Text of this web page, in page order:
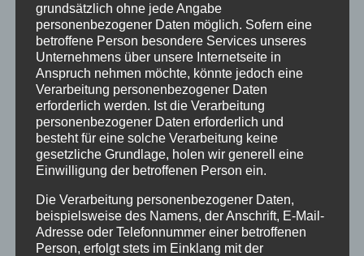
Juli 2020
März 2018
Dezember 2017
März 2017
November 2016
August 2016
Juni 2016
Mai 2016
grundsätzlich ohne jede Angabe
personenbezogener Daten möglich. Sofern eine
betroffene Person besondere Services unseres
Unternehmens über unsere Internetseite in
Anspruch nehmen möchte, könnte jedoch eine
Verarbeitung personenbezogener Daten
erforderlich werden. Ist die Verarbeitung
personenbezogener Daten erforderlich und
besteht für eine solche Verarbeitung keine
gesetzliche Grundlage, holen wir generell eine
Einwilligung der betroffenen Person ein.
Die Verarbeitung personenbezogener Daten,
beispielsweise des Namens, der Anschrift, E-Mail-
Adresse oder Telefonnummer einer betroffenen
Person, erfolgt stets im Einklang mit der